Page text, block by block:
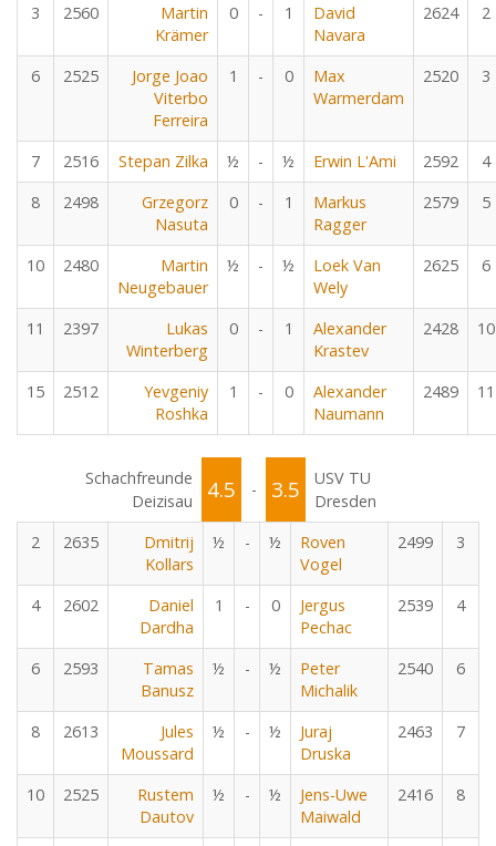
3 2560
Martin
Krämer
0 - 1
David
Navara
2624 2
6 2525
Jorge Joao
Viterbo
Ferreira
1 - 0
Max
Warmerdam
2520 3
7 2516 Stepan Zilka ½ - ½ Erwin L'Ami 2592
4
8
2498
Grzegorz
Nasuta
0 - 1
Markus
Ragger
2579 5
10 2480
Martin
Neugebauer
½ - ½
Loek Van
Wely
2625 6
11 2397
Lukas
Winterberg
0 - 1
Alexander
Krastev
2428 10
15 2512
Yevgeniy
Roshka
1 - 0
Alexander
Naumann
2489 11
Schachfreunde
Deizisau
4.5 - 3.5
USV TU
Dresden
2
2635
Dmitrij
Kollars
½ - ½
Roven
Vogel
2499 3
4 2602
Daniel
Dardha
1 - 0
Jergus
Pechac
2539 4
6 2593
Tamas
Banusz
½ - ½
Peter
Michalik
2540 6
8 2613
Jules
Moussard
½ - ½
Juraj
Druska
2463 7
10 2525
Rustem
Dautov
½ - ½
Jens-Uwe
Maiwald
2416 8